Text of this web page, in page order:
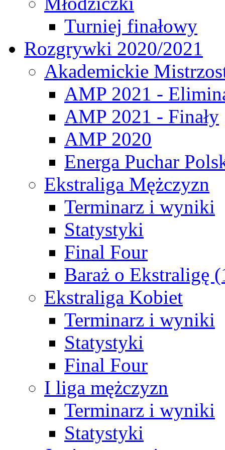
Turniej finałowy
Rozgrywki 2020/2021
Akademickie
AMP 2021 -
AMP 2021 - Finały
AMP 2020
Energa Puchar
Ekstraliga Mężczyzn
Terminarz i wyniki
Statystyki
Final Four
Baraż o Ekstraligę
Ekstraliga Kobiet
Terminarz i wyniki
Statystyki
Final Four
I liga mężczyzn
Terminarz i wyniki
Statystyki